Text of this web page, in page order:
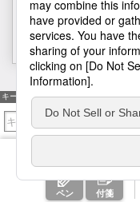
キーワード検索
ペン 付箋